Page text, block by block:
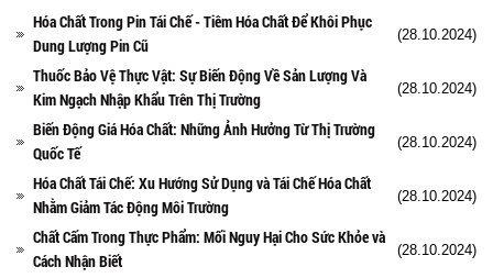
Hóa Chất Trong Pin Tái Chế - Tiêm Hóa Chất Để Khôi Phục
Dung Lượng Pin Cũ
(28.10.2024)
Thuốc Bảo Vệ Thực Vật: Sự Biến Động Về Sản Lượng Và
Kim Ngạch Nhập Khẩu Trên Thị Trường
(28.10.2024)
Biến Động Giá Hóa Chất: Những Ảnh Hưởng Từ Thị Trường
Quốc Tế
(28.10.2024)
Hóa Chất Tái Chế: Xu Hướng Sử Dụng và Tái Chế Hóa Chất
Nhằm Giảm Tác Động Môi Trường
(28.10.2024)
Chất Cấm Trong Thực Phẩm: Mối Nguy Hại Cho Sức Khỏe và
Cách Nhận Biết
(28.10.2024)